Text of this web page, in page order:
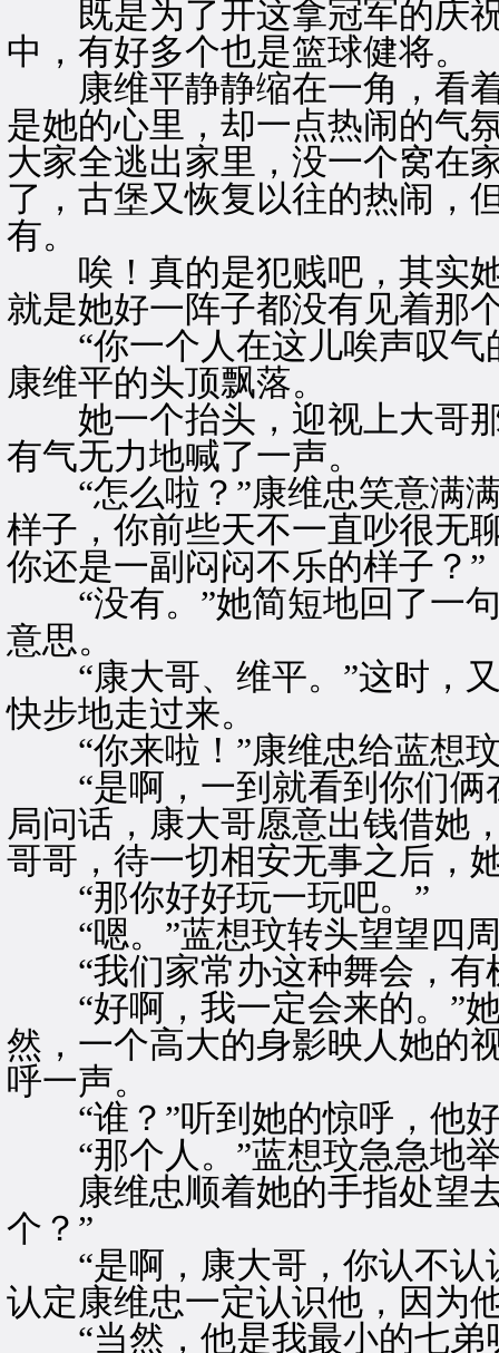
既是为了开这拿冠军的庆祝
中，有好多个也是篮球健将。
康维平静静缩在一角，看着
是她的心里，却一点热闹的气
大家全逃出家里，没一个窝在
了，古堡又恢复以往的热闹，
有。
唉！真的是犯贱吧，其实她
就是她好一阵子都没有见着那
“你一个人在这儿唉声叹气
康维平的头顶飘落。
她一个抬头，迎视上大哥那
有气无力地喊了一声。
“怎么啦？”康维忠笑意满满
样子，你前些天不一直吵很无
你还是一副闷闷不乐的样子？”
“没有。”她简短地回了一句
意思。
“康大哥、维平。”这时，又
快步地走过来。
“你来啦！”康维忠给蓝想玟
“是啊，一到就看到你们俩
局问话，康大哥愿意出钱借她
哥哥，待一切相安无事之后，
“那你好好玩一玩吧。”
“嗯。”蓝想玟转头望望四周
“我们家常办这种舞会，有
“好啊，我一定会来的。”她
然，一个高大的身影映人她的
呼一声。
“谁？”听到她的惊呼，他
“那个人。”蓝想玟急急地举
康维忠顺着她的手指处望去
个？”
“是啊，康大哥，你认不认
认定康维忠一定认识他，因为
“当然，他是我最小的七弟